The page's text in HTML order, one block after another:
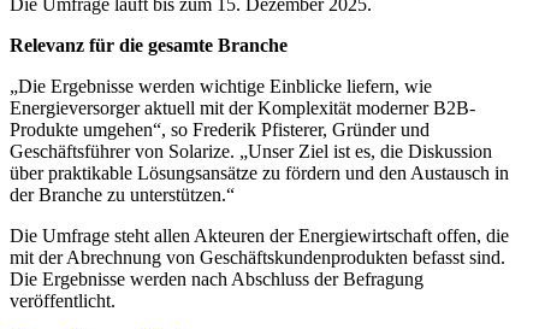
Relevanz für die gesamte Branche
„Die Ergebnisse werden wichtige Einblicke liefern, wie
Energieversorger aktuell mit der Komplexität moderner B2B-
Produkte umgehen“, so Frederik Pfisterer, Gründer und
Geschäftsführer von Solarize. „Unser Ziel ist es, die Diskussion
über praktikable Lösungsansätze zu fördern und den Austausch in
der Branche zu unterstützen.“
Die Umfrage steht allen Akteuren der Energiewirtschaft offen, die
mit der Abrechnung von Geschäftskundenprodukten befasst sind.
Die Ergebnisse werden nach Abschluss der Befragung
veröffentlicht.